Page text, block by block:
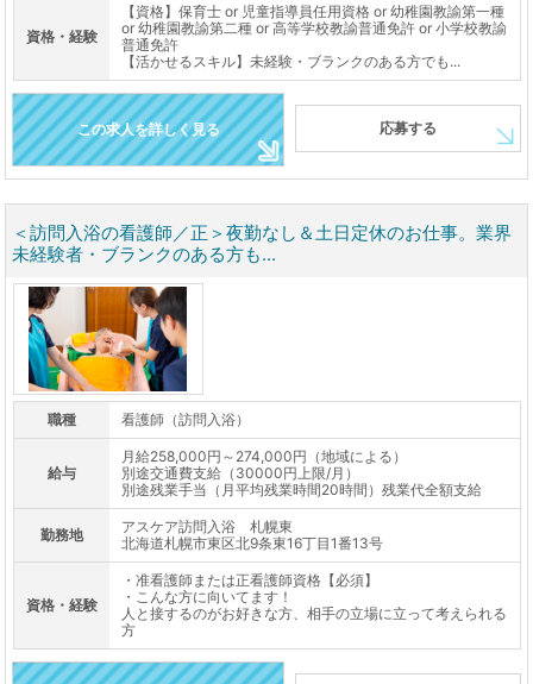
資格・経験
【資格】保育士 or 児童指導員任用資格 or 幼稚園教諭第一種
or 幼稚園教諭第二種 or 高等学校教諭普通免許 or 小学校教諭
普通免許
【活かせるスキル】未経験・ブランクのある方でも...
この求人を詳しく見る 応募する
＜訪問入浴の看護師／正＞夜勤なし＆土日定休のお仕事。業界
未経験者・ブランクのある方も...
職種 看護師（訪問入浴）
給与
月給258,000円～274,000円（地域による）
別途交通費支給（30000円上限/月）
別途残業手当（月平均残業時間20時間）残業代全額支給
勤務地
アスケア訪問入浴 札幌東
北海道札幌市東区北9条東16丁目1番13号
資格・経験
・准看護師または正看護師資格【必須】
・こんな方に向いてます！
人と接するのがお好きな方、相手の立場に立って考えられる
方